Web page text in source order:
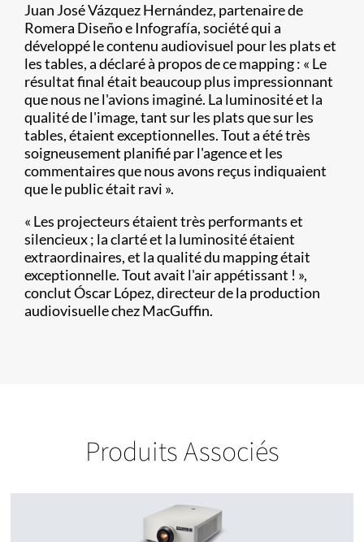
Juan José Vázquez Hernández, partenaire de
Romera Diseño e Infografía, société qui a
développé le contenu audiovisuel pour les plats et
les tables, a déclaré à propos de ce mapping : « Le
résultat final était beaucoup plus impressionnant
que nous ne l'avions imaginé. La luminosité et la
qualité de l'image, tant sur les plats que sur les
tables, étaient exceptionnelles. Tout a été très
soigneusement planifié par l'agence et les
commentaires que nous avons reçus indiquaient
que le public était ravi ».
« Les projecteurs étaient très performants et
silencieux ; la clarté et la luminosité étaient
extraordinaires, et la qualité du mapping était
exceptionnelle. Tout avait l'air appétissant ! »,
conclut Óscar López, directeur de la production
audiovisuelle chez MacGuffin.
Produits Associés